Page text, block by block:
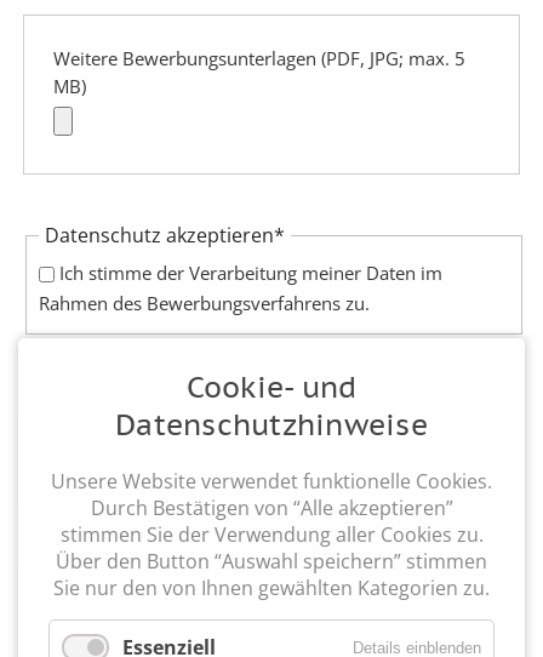
Weitere Bewerbungsunterlagen (PDF, JPG; max. 5
MB)
Pflichtfeld
Datenschutz akzeptieren*
Ich stimme der Verarbeitung meiner Daten im
Rahmen des Bewerbungsverfahrens zu.
Was ist die Summe aus 4 und 6?
BEWERBUNG JETZT ABSENDEN!
Cookie- und
Datenschutzhinweise
Unsere Website verwendet funktionelle Cookies.
Durch Bestätigen von “Alle akzeptieren”
stimmen Sie der Verwendung aller Cookies zu.
Über den Button “Auswahl speichern” stimmen
Sie nur den von Ihnen gewählten Kategorien zu.
Essenziell Details einblenden